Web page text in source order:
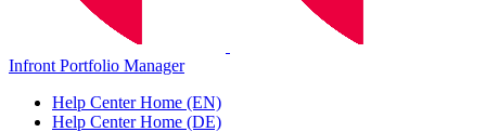
Infront Portfolio Manager
Help Center Home (EN)
Help Center Home (DE)